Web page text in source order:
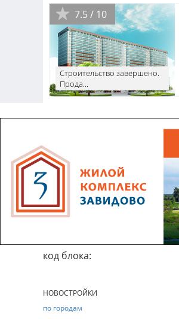
7.5 / 10
Строительство завершено.
Прода...
код блока:
НОВОСТРОЙКИ
по городам